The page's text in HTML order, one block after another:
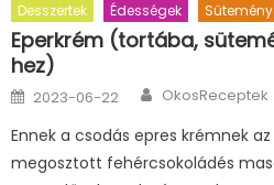
Desszertek Édességek
Eperkrém (tortába,
hez)
Posted
on
2023-06-22 Author
OkosReceptek
Ennek a csodás epres krémnek
megosztott fehércsokoládés